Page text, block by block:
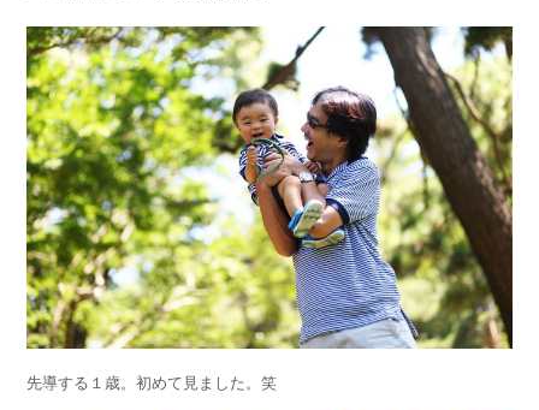
先導する１歳。初めて見ました。笑